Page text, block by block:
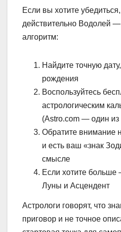
Если вы хотите
действительно Водолей —
алгоритм:
Найдите точную
рождения
Воспользуйтесь
астрологическим
(Astro.com — один
Обратите внимание
и есть ваш «знак
смысле
Если хотите больше
Луны и Асцендент
Астрологи говорят, что
приговор и не точное